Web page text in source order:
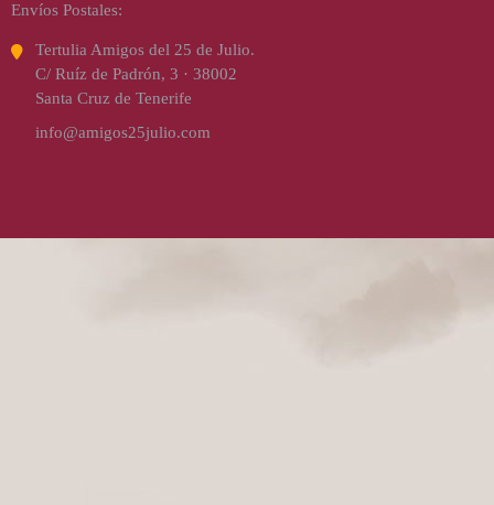
Envíos Postales:
Tertulia Amigos del 25 de Julio.
C/ Ruíz de Padrón, 3 · 38002
Santa Cruz de Tenerife
info@amigos25julio.com